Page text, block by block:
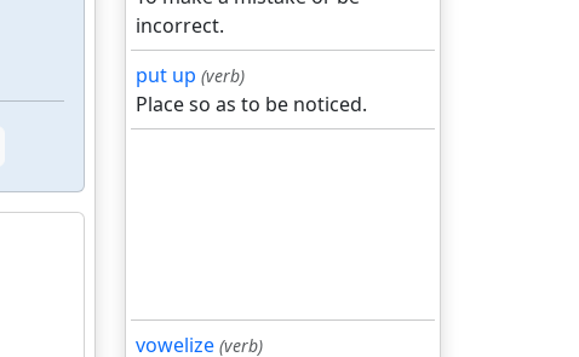
incorrect.
put up (verb)
Place so as to be noticed.
vowelize (verb)